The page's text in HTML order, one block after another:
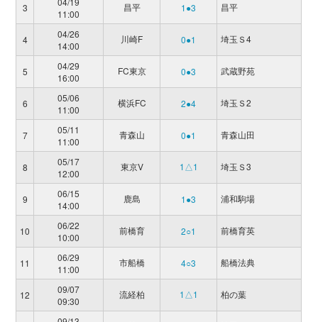
3
11:00
昌平 1●3 昌平
4
04/26
14:00
川崎F 0●1 埼玉Ｓ4
5
04/29
16:00
FC東京 0●3 武蔵野苑
6
05/06
11:00
横浜FC 2●4 埼玉Ｓ2
7
05/11
11:00
青森山 0●1 青森山田
8
05/17
12:00
東京V 1△1 埼玉Ｓ3
9
06/15
14:00
鹿島 1●3 浦和駒場
10
06/22
10:00
前橋育 2○1 前橋育英
11
06/29
11:00
市船橋 4○3 船橋法典
12
09/07
09:30
流経柏 1△1 柏の葉